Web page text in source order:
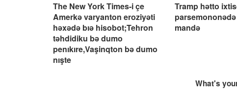
The New York Times-i çe
Amerkə varyanton eroziyəti
həxədə bıə hisobot;Tehron
təhdidiku bə dumo
penıkıre,Vaşinqton bə dumo
nışte
Tramp hətto
mandə